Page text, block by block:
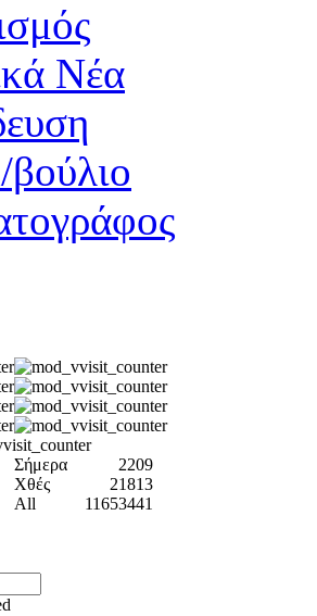
Νέα
Σήμερα
2209
Χθές
21813
All
11653441